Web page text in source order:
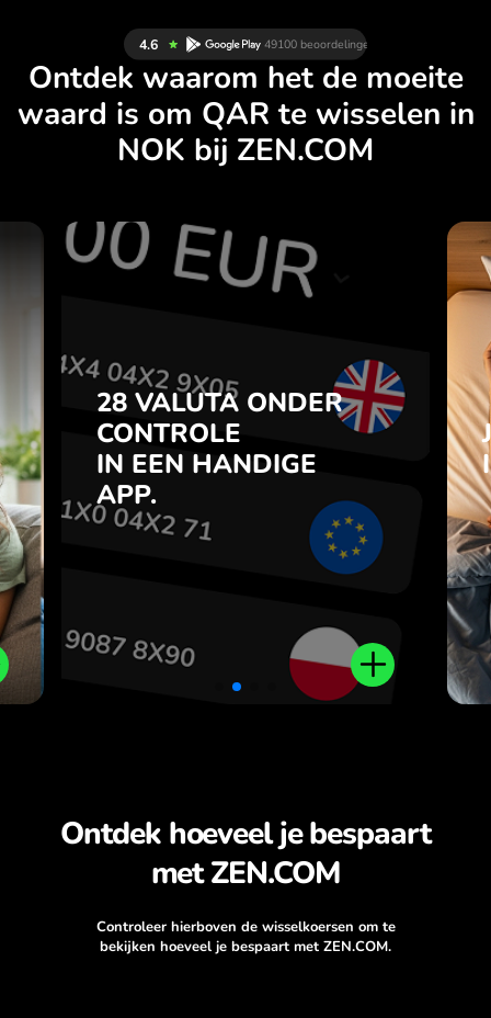
Ontdek waarom het de moeite
waard is om QAR te wisselen in
NOK bij ZEN.COM
28 VALUTA ONDER
CONTROLE
IN EEN HANDIGE
APP.
28 VALUTA ONDER
IN EEN HANDIGE
APP.
Koop QAR, verkoop NOK en
omgekeerd met één klik in de
Ontdek hoeveel je bespaart
met ZEN.COM
Controleer hierboven de wisselkoersen om te
bekijken hoeveel je bespaart met ZEN.COM.